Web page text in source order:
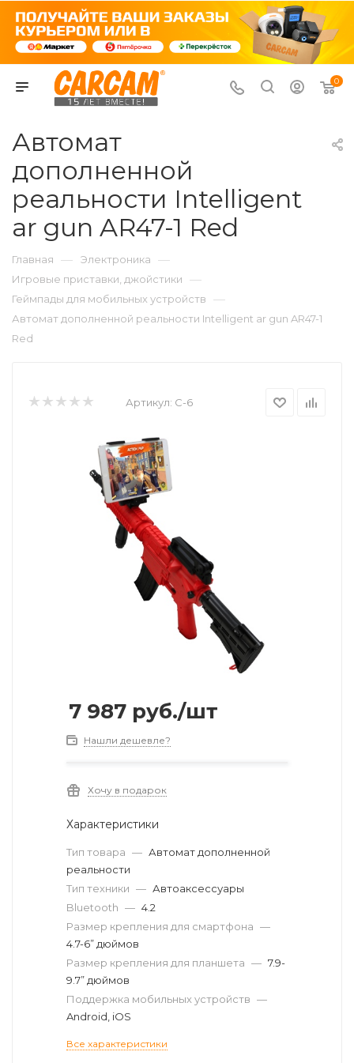
0
Автомат
дополненной
реальности Intelligent
ar gun AR47-1 Red
Главная — Электроника —
Игровые приставки, джойстики —
Геймпады для мобильных устройств —
Автомат дополненной реальности Intelligent ar gun AR47-1
Red
Артикул: C-6
7 987 руб./шт
Нашли дешевле?
Хочу в подарок
Характеристики
Тип товара — Автомат дополненной
реальности
Тип техники — Автоаксессуары
Bluetooth — 4.2
Размер крепления для смартфона —
4.7-6” дюймов
Размер крепления для планшета — 7.9-
9.7” дюймов
Поддержка мобильных устройств —
Android, iOS
Все характеристики